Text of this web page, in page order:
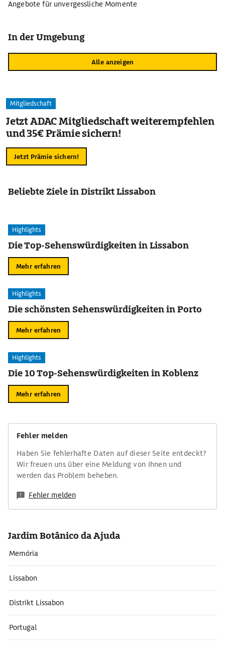
Angebote für unvergessliche Momente
In der Umgebung
Alle anzeigen
Mitgliedschaft
Jetzt ADAC Mitgliedschaft weiterempfehlen
und 35€ Prämie sichern!
Jetzt Prämie sichern!
Beliebte Ziele in Distrikt Lissabon
Highlights
Die Top-Sehenswürdigkeiten in Lissabon
Mehr erfahren
Highlights
Die schönsten Sehenswürdigkeiten in Porto
Mehr erfahren
Highlights
Die 10 Top-Sehenswürdigkeiten in Koblenz
Mehr erfahren
Fehler melden
Haben Sie fehlerhafte Daten auf dieser Seite entdeckt?
Wir freuen uns über eine Meldung von Ihnen und
werden das Problem beheben.
Fehler melden
Jardim Botânico da Ajuda
Memória
Lissabon
Distrikt Lissabon
Portugal